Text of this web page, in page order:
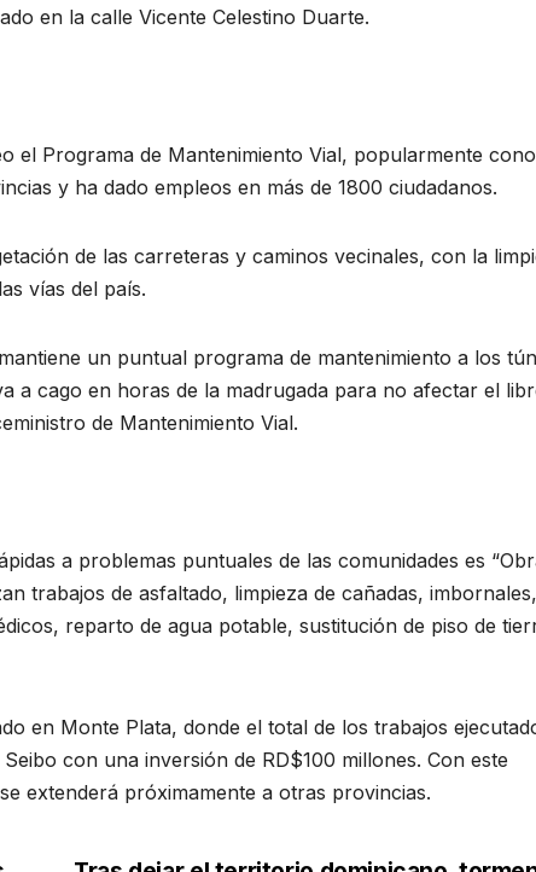
en la calle Vicente Celestino Duarte.
el Programa de Mantenimiento Vial, popularmente
y ha dado empleos en más de 1800 ciudadanos.
de las carreteras y caminos vecinales, con la
vías del país.
un puntual programa de mantenimiento a los
a cago en horas de la madrugada para no afectar el
de Mantenimiento Vial.
a problemas puntuales de las comunidades es
trabajos de asfaltado, limpieza de cañadas, imbornales,
reparto de agua potable, sustitución de piso de
en Monte Plata, donde el total de los trabajos
con una inversión de RD$100 millones. Con este
extenderá próximamente a otras provincias.